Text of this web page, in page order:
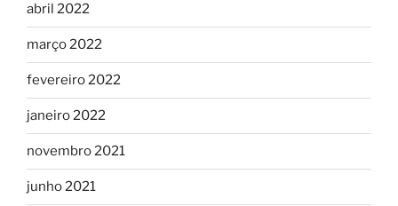
abril 2022
março 2022
fevereiro 2022
janeiro 2022
novembro 2021
junho 2021